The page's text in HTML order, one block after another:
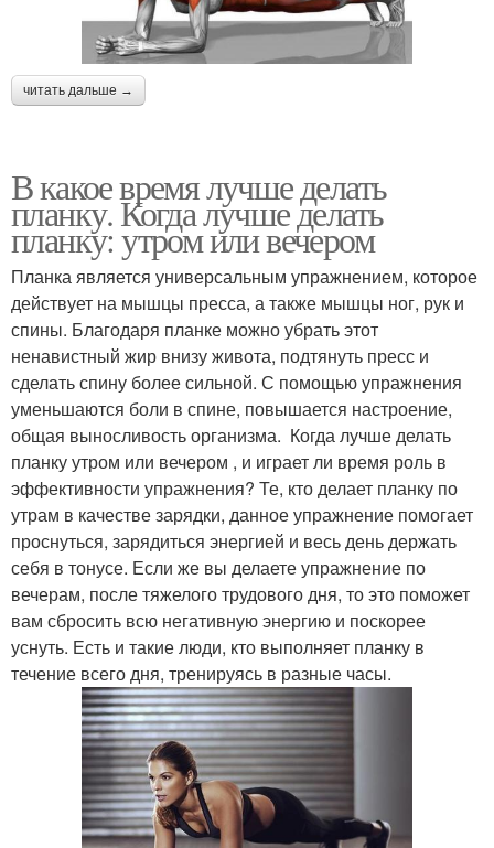
читать дальше →
В какое время лучше делать
планку. Когда лучше делать
планку: утром или вечером
Планка является универсальным упражнением, которое
действует на мышцы пресса, а также мышцы ног, рук и
спины. Благодаря планке можно убрать этот
ненавистный жир внизу живота, подтянуть пресс и
сделать спину более сильной. С помощью упражнения
уменьшаются боли в спине, повышается настроение,
общая выносливость организма. Когда лучше делать
планку утром или вечером , и играет ли время роль в
эффективности упражнения? Те, кто делает планку по
утрам в качестве зарядки, данное упражнение помогает
проснуться, зарядиться энергией и весь день держать
себя в тонусе. Если же вы делаете упражнение по
вечерам, после тяжелого трудового дня, то это поможет
вам сбросить всю негативную энергию и поскорее
уснуть. Есть и такие люди, кто выполняет планку в
течение всего дня, тренируясь в разные часы.